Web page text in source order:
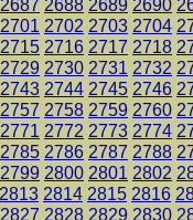
2687 2688 2689 2690
2701 2702 2703 2704
2715 2716 2717 2718
2729 2730 2731 2732
2743 2744 2745 2746
2757 2758 2759 2760
2771 2772 2773 2774
2785 2786 2787 2788
2799 2800 2801 2802
2813 2814 2815 2816
2827 2828 2829 2830